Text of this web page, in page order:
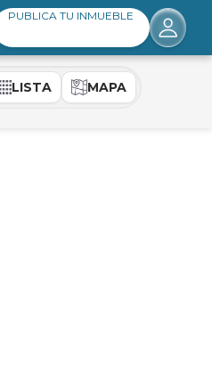
PUBLICA TU INMUEBLE
LISTA MAPA